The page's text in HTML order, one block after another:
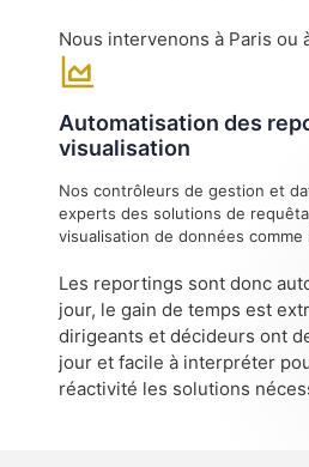
Nous intervenons à Paris ou
Automatisation des
visualisation
Nos contrôleurs de gestion et
experts des solutions de
visualisation de données comme
Les reportings sont donc
jour, le gain de temps est
dirigeants et décideurs ont
jour et facile à interpréter
réactivité les solutions